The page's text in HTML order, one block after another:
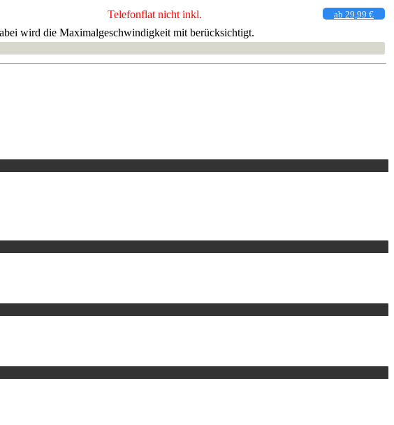
Telefonflat nicht inkl. ab 29,99 €
wird die Maximalgeschwindigkeit mit berücksichtigt.